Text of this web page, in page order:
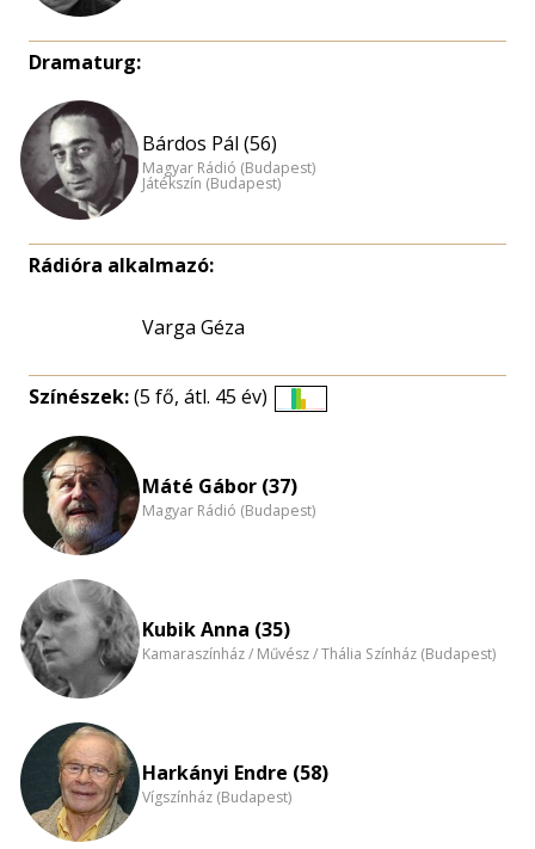
Dramaturg:
Bárdos Pál (56)
Magyar Rádió (Budapest)
Játékszín (Budapest)
Rádióra alkalmazó:
Varga Géza
Színészek:(5 fő, átl. 45 év)
Életkori
Máté Gábor (37)
Magyar Rádió (Budapest)
Kubik Anna (35)
Kamaraszínház / Művész / Thália Színház (Budapest)
Harkányi Endre (58)
Vígszínház (Budapest)